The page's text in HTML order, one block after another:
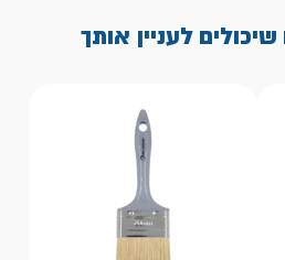
לעניין אותך